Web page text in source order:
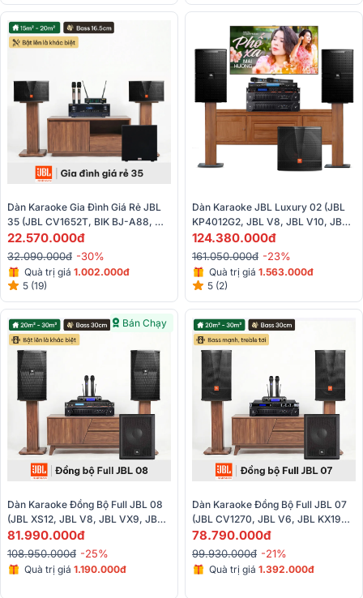
Dàn Karaoke Gia Đình Giá Rẻ JBL
35 (JBL CV1652T, BIK BJ-A88,
BKSound SW212, BIK U100II)
22.570.000đ
32.090.000đ -30%
Quà trị giá 1.002.000đ
5 (19)
Dàn Karaoke JBL Luxury 02 (JBL
KP4012G2, JBL V8, JBL V10, JBL
VX9, JBL CV18S, Baiervires
BS9800)
124.380.000đ
161.050.000đ -23%
Quà trị giá 1.563.000đ
5 (2)
Bán Chạy
Dàn Karaoke Đồng Bộ Full JBL 08
(JBL XS12, JBL V8, JBL VX9, JBL
IRX115S, JBL VM300)
81.990.000đ
108.950.000đ -25%
Quà trị giá 1.190.000đ
Dàn Karaoke Đồng Bộ Full JBL 07
(JBL CV1270, JBL V6, JBL KX190,
JBL IRX115, JBL VM300)
78.790.000đ
99.930.000đ -21%
Quà trị giá 1.392.000đ